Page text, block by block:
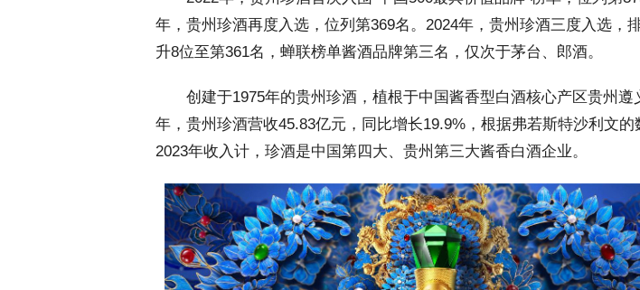
年，贵州珍酒再度入选，位列第369名。2024年，贵州珍酒三度入选，
升8位至第361名，蝉联榜单酱酒品牌第三名，仅次于茅台、郎酒。
创建于1975年的贵州珍酒，植根于中国酱香型白酒核心产区贵州遵
年，贵州珍酒营收45.83亿元，同比增长19.9%，根据弗若斯特沙利文的
2023年收入计，珍酒是中国第四大、贵州第三大酱香白酒企业。